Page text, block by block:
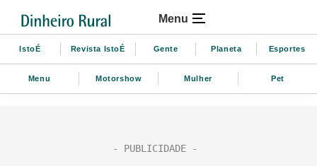
Menu
IstoÉ Revista IstoÉ Gente Planeta Esportes
Menu Motorshow Mulher Pet